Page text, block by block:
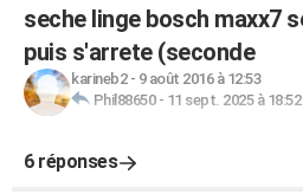
seche linge bosch maxx7
puis s'arrete (seconde
karineb2- 9 août 2016 à 12:53
Phil88650- 11 sept. 2025 à 18:52
6 réponses